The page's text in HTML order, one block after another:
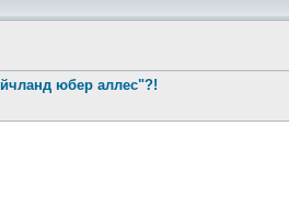
юбер аллес"?!